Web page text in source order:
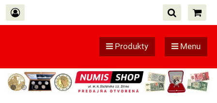
Produkty Menu